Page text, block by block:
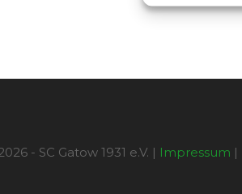
- SC Gatow 1931 e.V. | Impressum |